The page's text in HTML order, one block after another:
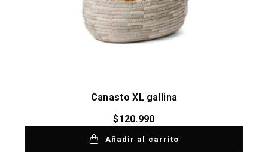
Canasto XL gallina
$120.990
Añadir al carrito